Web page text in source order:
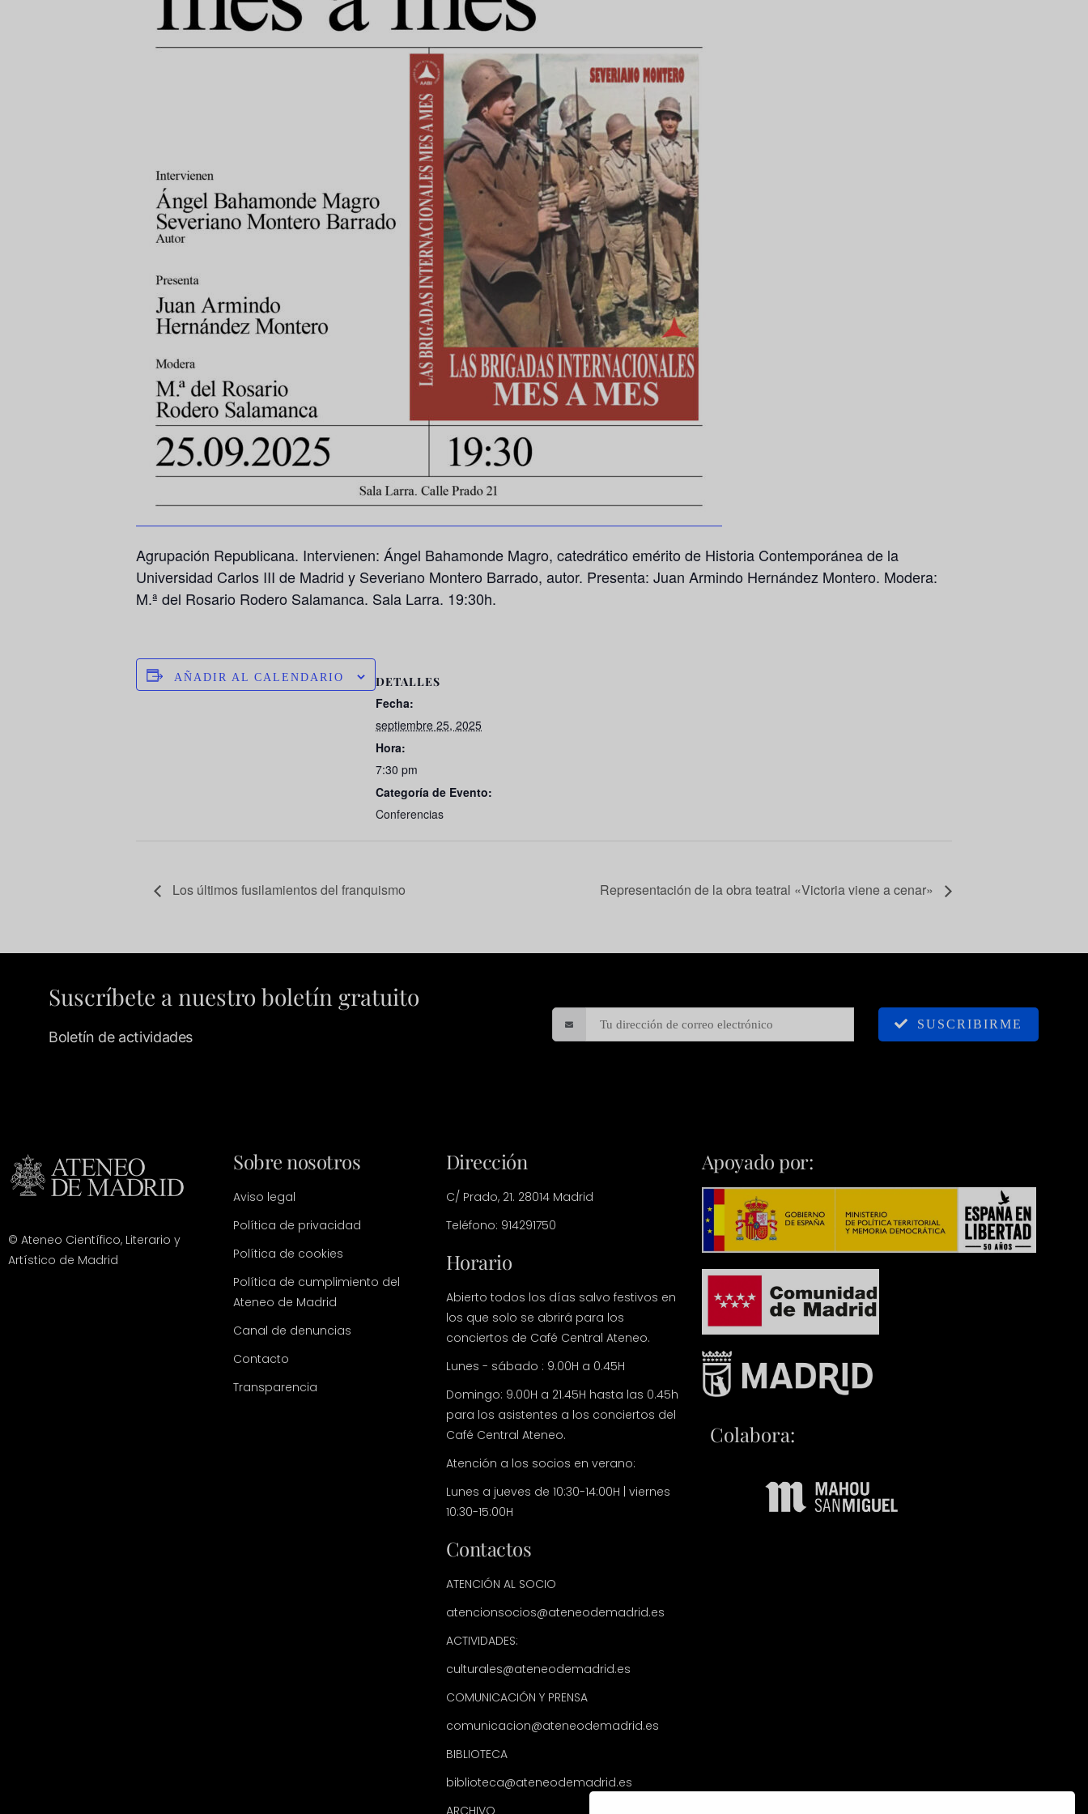
Agrupación Republicana. Intervienen: Ángel Bahamonde Magro, catedrático emérito de Historia Contemporánea de la
Universidad Carlos III de Madrid y Severiano Montero Barrado, autor. Presenta: Juan Armindo Hernández Montero. Modera:
M.ª del Rosario Rodero Salamanca. Sala Larra. 19:30h.
AÑADIR AL CALENDARIO DETALLES
Fecha:
septiembre 25, 2025
Hora:
7:30 pm
Categoría de Evento:
Conferencias
Los últimos fusilamientos del franquismo Representación de la obra teatral «Victoria viene a cenar»
Suscríbete a nuestro boletín gratuito
Boletín de actividades
SUSCRIBIRME
© Ateneo Científico, Literario y
Artístico de Madrid
Sobre nosotros
Aviso legal
Política de privacidad
Política de cookies
Política de cumplimiento del
Ateneo de Madrid
Canal de denuncias
Contacto
Transparencia
Dirección
C/ Prado, 21. 28014 Madrid
Teléfono: 914291750
Horario
Abierto todos los días salvo festivos en
los que solo se abrirá para los
conciertos de Café Central Ateneo.
Lunes - sábado : 9.00H a 0.45H
Domingo: 9.00H a 21.45H hasta las 0.45h
para los asistentes a los conciertos del
Café Central Ateneo.
Atención a los socios en verano:
Lunes a jueves de 10:30-14:00H | viernes
10:30-15:00H
Contactos
ATENCIÓN AL SOCIO
atencionsocios@ateneodemadrid.es
ACTIVIDADES:
culturales@ateneodemadrid.es
COMUNICACIÓN Y PRENSA
comunicacion@ateneodemadrid.es
BIBLIOTECA
biblioteca@ateneodemadrid.es
Apoyado por:
Colabora: